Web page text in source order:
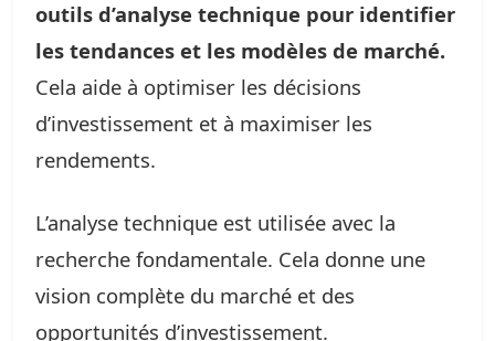
outils d’analyse technique pour identifier
les tendances et les modèles de marché.
Cela aide à optimiser les décisions
d’investissement et à maximiser les
rendements.
L’analyse technique est utilisée avec la
recherche fondamentale. Cela donne une
vision complète du marché et des
opportunités d’investissement.